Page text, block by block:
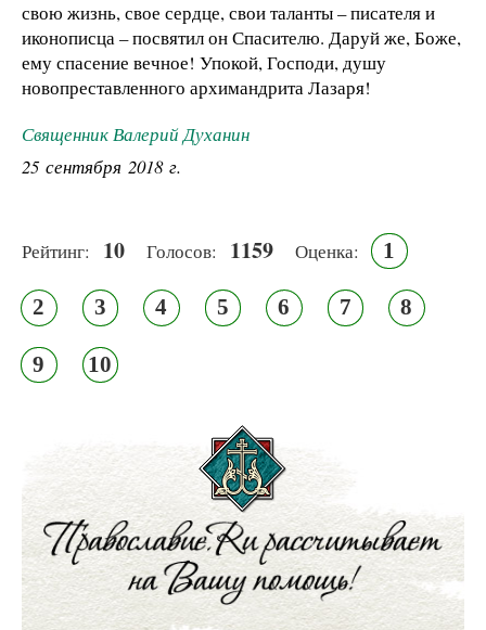
свою жизнь, свое сердце, свои таланты – писателя и
иконописца – посвятил он Спасителю. Даруй же, Боже,
ему спасение вечное! Упокой, Господи, душу
новопреставленного архимандрита Лазаря!
Священник Валерий Духанин
25 сентября 2018 г.
Рейтинг: 10 Голосов: 1159 Оценка: 1
2 3 4 5 6 7 8
9 10